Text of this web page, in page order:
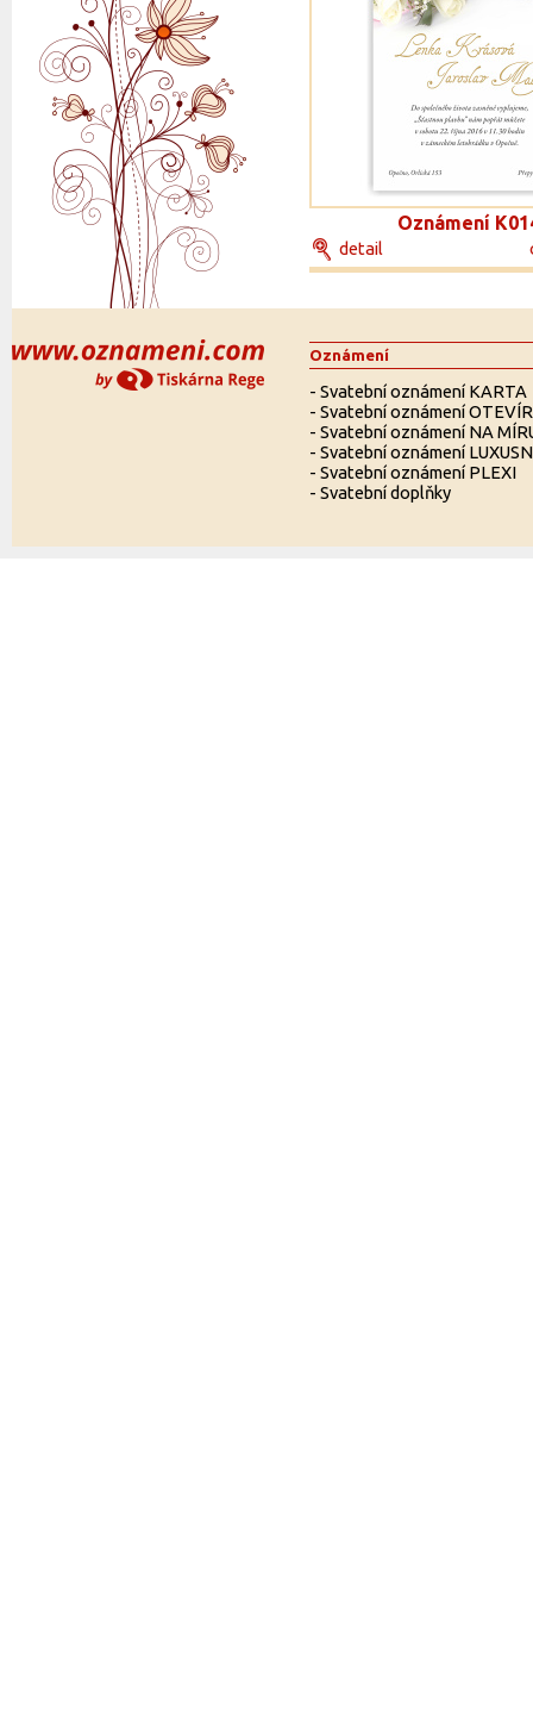
Oznámení
detail
Oznámení
- Svatební oznámení KARTA
- Svatební oznámení
- Svatební oznámení NA
- Svatební oznámení
- Svatební oznámení PLEXI
- Svatební doplňky